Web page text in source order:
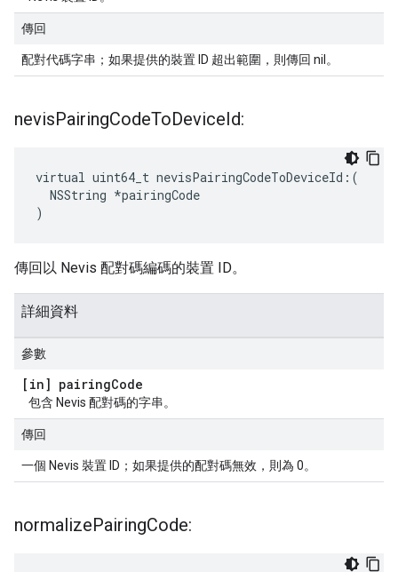
傳回
配對代碼字串；如果提供的裝置 ID 超出範圍，則傳回 nil。
nevisPairingCodeToDeviceId:
virtual uint64_t nevisPairingCodeToDeviceId:(
  NSString *pairingCode
)
傳回以 Nevis 配對碼編碼的裝置 ID。
詳細資料
參數
[in] pairingCode
包含 Nevis 配對碼的字串。
傳回
一個 Nevis 裝置 ID；如果提供的配對碼無效，則為 0。
normalizePairingCode: